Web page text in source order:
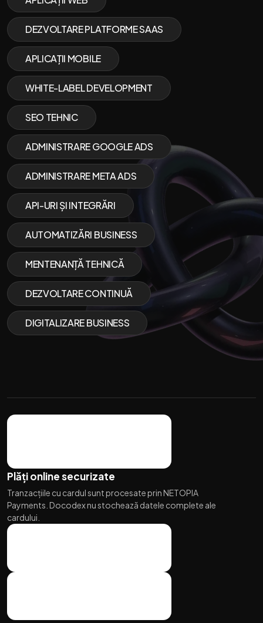
DEZVOLTARE PLATFORME SAAS
APLICAȚII MOBILE
WHITE-LABEL DEVELOPMENT
SEO TEHNIC
ADMINISTRARE GOOGLE ADS
ADMINISTRARE META ADS
API-URI ȘI INTEGRĂRI
AUTOMATIZĂRI BUSINESS
MENTENANȚĂ TEHNICĂ
DEZVOLTARE CONTINUĂ
DIGITALIZARE BUSINESS
Plăți online securizate
Tranzacțiile cu cardul sunt procesate prin NETOPIA
Payments. Docodex nu stochează datele complete ale
cardului.